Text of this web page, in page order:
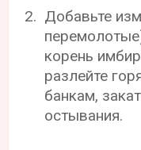
Добавьте
корень
разлейте
банкам,
остывания.